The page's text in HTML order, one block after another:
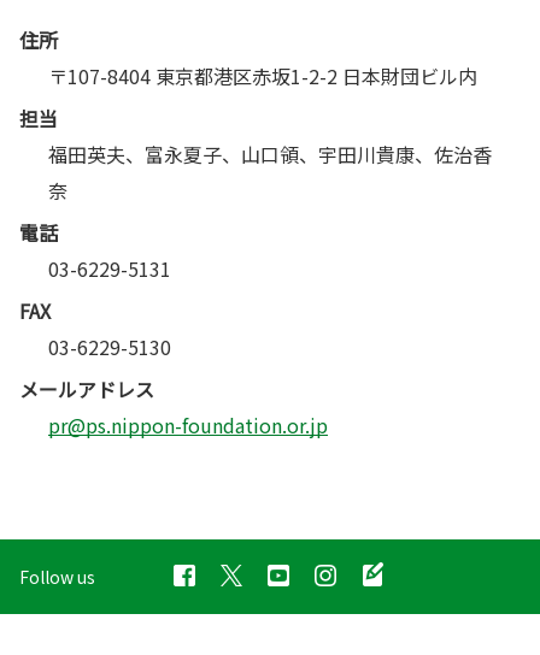
住所
〒107-8404 東京都港区赤坂1-2-2 日本財団ビル内
担当
福田英夫、富永夏子、山口領、宇田川貴康、佐治香
奈
電話
03-6229-5131
FAX
03-6229-5130
メールアドレス
pr@ps.nippon-foundation.or.jp
Follow us